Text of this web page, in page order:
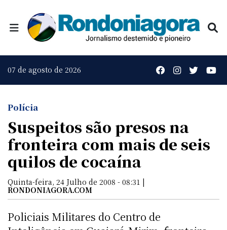
07 de agosto de 2026
Polícia
Suspeitos são presos na
fronteira com mais de seis
quilos de cocaína
Quinta-feira, 24 Julho de 2008 - 08:31 |
RONDONIAGORA.COM
Policiais Militares do Centro de